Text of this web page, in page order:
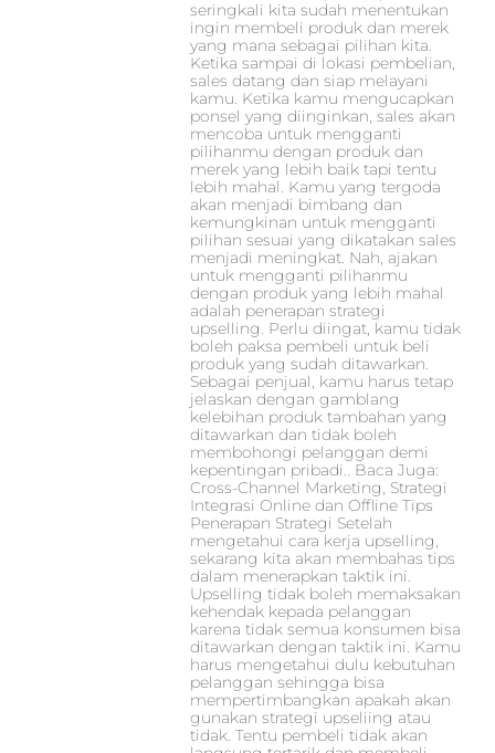
seringkali kita sudah menentukan
ingin membeli produk dan merek
yang mana sebagai pilihan kita.
Ketika sampai di lokasi pembelian,
sales datang dan siap melayani
kamu. Ketika kamu mengucapkan
ponsel yang diinginkan, sales akan
mencoba untuk mengganti
pilihanmu dengan produk dan
merek yang lebih baik tapi tentu
lebih mahal. Kamu yang tergoda
akan menjadi bimbang dan
kemungkinan untuk mengganti
pilihan sesuai yang dikatakan sales
menjadi meningkat. Nah, ajakan
untuk mengganti pilihanmu
dengan produk yang lebih mahal
adalah penerapan strategi
upselling. Perlu diingat, kamu tidak
boleh paksa pembeli untuk beli
produk yang sudah ditawarkan.
Sebagai penjual, kamu harus tetap
jelaskan dengan gamblang
kelebihan produk tambahan yang
ditawarkan dan tidak boleh
membohongi pelanggan demi
kepentingan pribadi.. Baca Juga:
Cross-Channel Marketing, Strategi
Integrasi Online dan Offline Tips
Penerapan Strategi Setelah
mengetahui cara kerja upselling,
sekarang kita akan membahas tips
dalam menerapkan taktik ini.
Upselling tidak boleh memaksakan
kehendak kepada pelanggan
karena tidak semua konsumen bisa
ditawarkan dengan taktik ini. Kamu
harus mengetahui dulu kebutuhan
pelanggan sehingga bisa
mempertimbangkan apakah akan
gunakan strategi upseliing atau
tidak. Tentu pembeli tidak akan